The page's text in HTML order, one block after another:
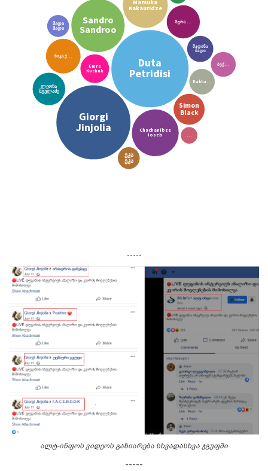
-----
ალტ-ინფოს ვიდეოს გაზიარება სხვადასხვა ჯგუფში
-----